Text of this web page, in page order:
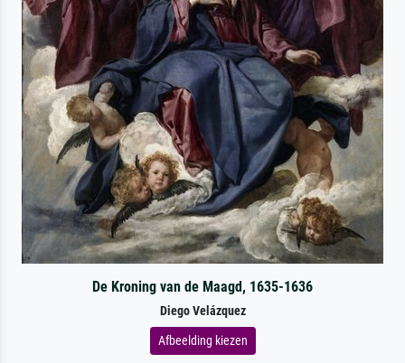
De Kroning van de Maagd, 1635-1636
Diego Velázquez
Afbeelding kiezen